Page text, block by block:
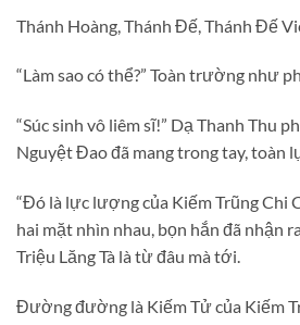
Thánh Hoàng, Thánh Đế, Thánh Đế
“Làm sao có thể?” Toàn trường như
“Súc sinh vô liêm sĩ!” Dạ Thanh Thu
Nguyệt Đao đã mang trong tay, toàn
“Đó là lực lượng của Kiếm Trũng Chi
hai mặt nhìn nhau, bọn hắn đã nhận
Triệu Lăng Tà là từ đâu mà tới.
Đường đường là Kiếm Tử của Kiếm